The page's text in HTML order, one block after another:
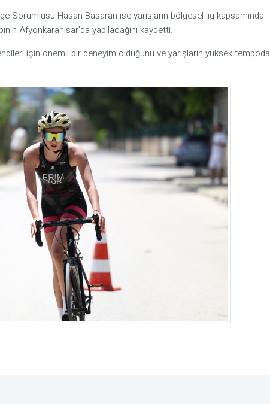
Sorumlusu Hasan Başaran ise yarışların bölgesel lig kapsamında
Afyonkarahisar’da yapılacağını kaydetti.
için önemli bir deneyim olduğunu ve yarışların yüksek tempoda